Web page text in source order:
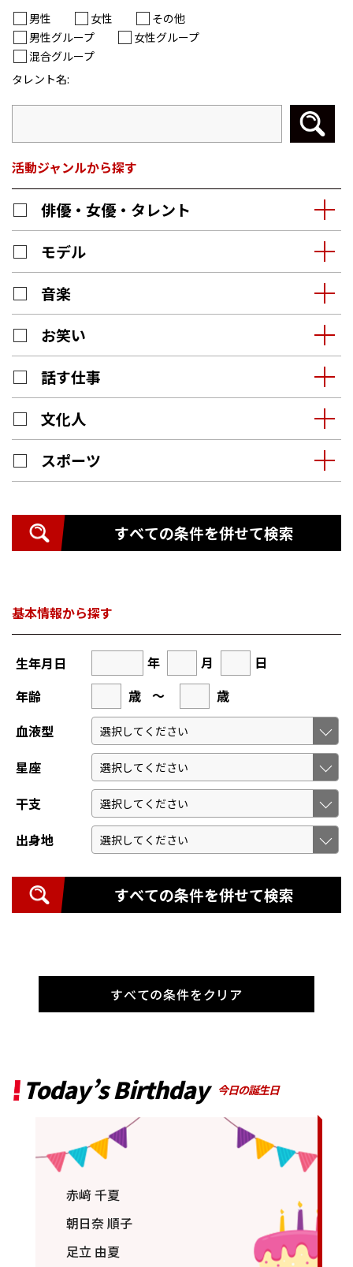
タレント名:
男性 女性
その他
男性グループ
女性グループ
混合グループ
活動ジャンルから探す
俳優・女優・タレント
モデル
音楽
お笑い
話す仕事
文化人
スポーツ
すべての条件を併せて検索
基本情報から探す
生年月日 年 月
日
年齢
歳 ～
歳
血液型
星座
干支
出身地
すべての条件を併せて検索
すべての条件をクリア
Today’s Birthday 今日の誕生日
赤﨑 千夏
朝日奈 順子
足立 由夏